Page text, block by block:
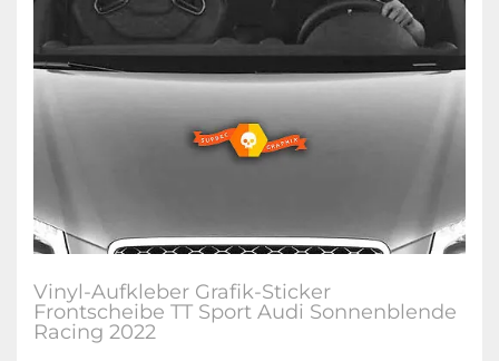
Vinyl-Aufkleber Grafik-Sticker
Frontscheibe TT Sport Audi Sonnenblende
Racing 2022